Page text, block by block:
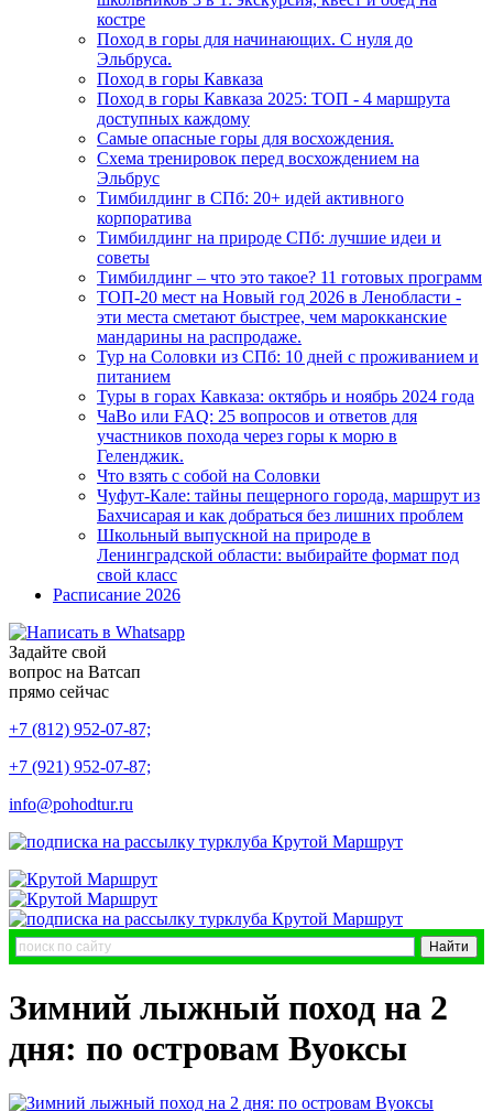
костре
Поход в горы для начинающих. С нуля до
Эльбруса.
Поход в горы Кавказа
Поход в горы Кавказа 2025: ТОП - 4 маршрута
доступных каждому
Самые опасные горы для восхождения.
Схема тренировок перед восхождением на
Эльбрус
Тимбилдинг в СПб: 20+ идей активного
корпоратива
Тимбилдинг на природе СПб: лучшие идеи и
советы
Тимбилдинг – что это такое? 11 готовых программ
ТОП-20 мест на Новый год 2026 в Ленобласти -
эти места сметают быстрее, чем марокканские
мандарины на распродаже.
Тур на Соловки из СПб: 10 дней с проживанием и
питанием
Туры в горах Кавказа: октябрь и ноябрь 2024 года
ЧаВо или FAQ: 25 вопросов и ответов для
участников похода через горы к морю в
Геленджик.
Что взять с собой на Соловки
Чуфут-Кале: тайны пещерного города, маршрут из
Бахчисарая и как добраться без лишних проблем
Школьный выпускной на природе в
Ленинградской области: выбирайте формат под
свой класс
Расписание 2026
Задайте свой
вопрос на Ватсап
прямо сейчас
+7 (812) 952-07-87;
+7 (921) 952-07-87;
info@pohodtur.ru
Зимний лыжный поход на 2
дня: по островам Вуоксы